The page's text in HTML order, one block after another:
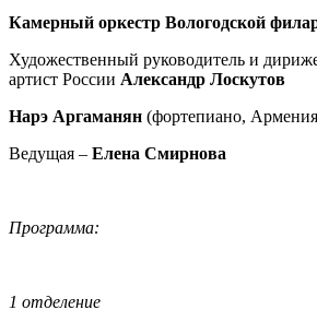
Камерный оркестр Вологодской
Художественный руководитель и
артист России Александр Лоскутов
Нарэ Аргаманян (фортепиано, Армения
Ведущая – Елена Смирнова
Программа:
1 отделение